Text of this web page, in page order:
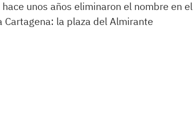
unos años eliminaron el nombre en el
la plaza del Almirante